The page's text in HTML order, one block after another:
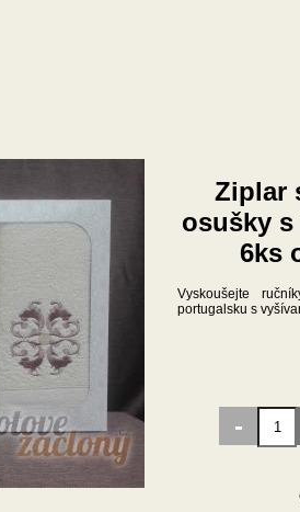
Ziplar
osušky
6ks
Vyskoušejte
portugalsku s
-